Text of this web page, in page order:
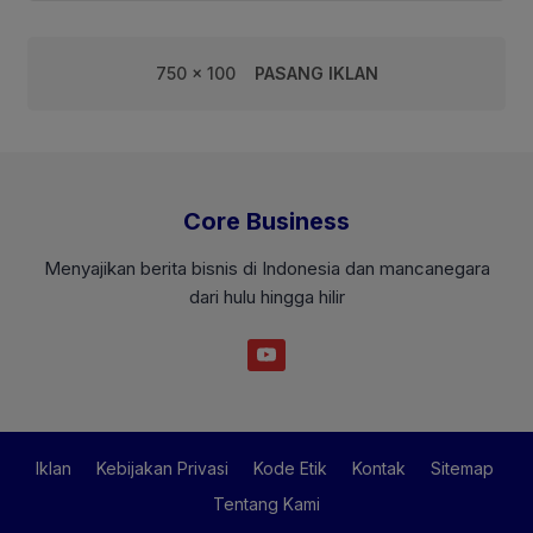
750 x 100 PASANG IKLAN
Core Business
Menyajikan berita bisnis di Indonesia dan mancanegara
dari hulu hingga hilir
Iklan Kebijakan Privasi Kode Etik Kontak
Sitemap
Tentang Kami